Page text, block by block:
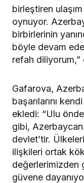
birleştiren
oynuyor.
birbirlerinin
böyle devam
refah
Gafarova,
başarılarını
ekledi: “Ulu
gibi,
devlet’tir.
ilişkileri ortak
değerlerimizden
güvene